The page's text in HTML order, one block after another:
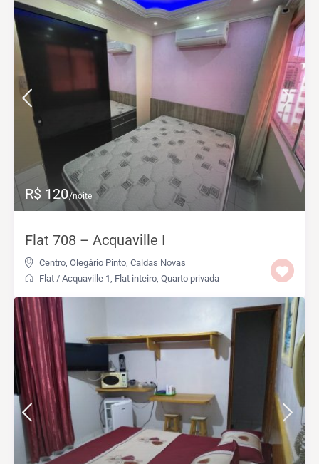
R$ 120/noite
Flat 708 – Acquaville I
Centro, Olegário Pinto, Caldas Novas
Flat / Acquaville 1, Flat inteiro, Quarto privada